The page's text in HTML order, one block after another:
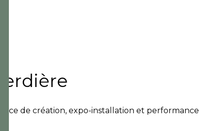
de création, expo-installation et performance